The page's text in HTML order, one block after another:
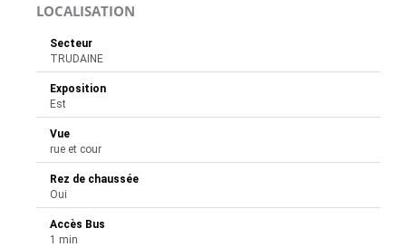
LOCALISATION
Secteur
TRUDAINE
Exposition
Est
Vue
rue et cour
Rez de chaussée
Oui
Accès Bus
1 min